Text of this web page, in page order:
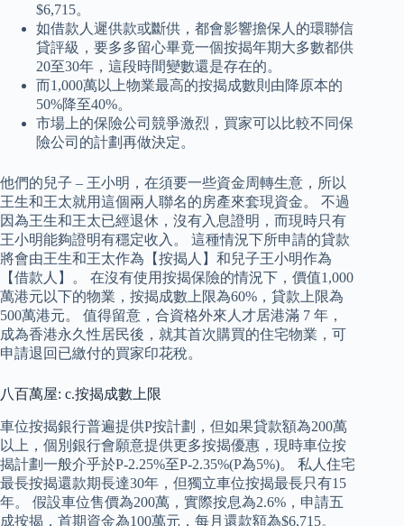
$6,715。
如借款人遲供款或斷供，都會影響擔保人的環聯信
貸評級，要多多留心畢竟一個按揭年期大多數都供
20至30年，這段時間變數還是存在的。
而1,000萬以上物業最高的按揭成數則由降原本的
50%降至40%。
市場上的保險公司競爭激烈，買家可以比較不同保
險公司的計劃再做決定。
他們的兒子 – 王小明，在須要一些資金周轉生意，所以
王生和王太就用這個兩人聯名的房產來套現資金。 不過
因為王生和王太已經退休，沒有入息證明，而現時只有
王小明能夠證明有穩定收入。 這種情況下所申請的貸款
將會由王生和王太作為【按揭人】和兒子王小明作為
【借款人】。 在沒有使用按揭保險的情況下，價值1,000
萬港元以下的物業，按揭成數上限為60%，貸款上限為
500萬港元。 值得留意，合資格外來人才居港滿 7 年，
成為香港永久性居民後，就其首次購買的住宅物業，可
申請退回已繳付的買家印花稅。
八百萬屋: c.按揭成數上限
車位按揭銀行普遍提供P按計劃，但如果貸款額為200萬
以上，個別銀行會願意提供更多按揭優惠，現時車位按
揭計劃一般介乎於P-2.25%至P-2.35%(P為5%)。 私人住宅
最長按揭還款期長達30年，但獨立車位按揭最長只有15
年。 假設車位售價為200萬，實際按息為2.6%，申請五
成按揭，首期資金為100萬元，每月還款額為$6,715。